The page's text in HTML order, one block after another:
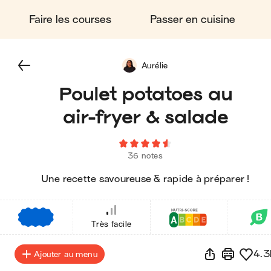
Faire les courses Passer en cuisine
Poulet potatoes au
air-fryer & salade
36 notes
Une recette savoureuse & rapide à préparer !
Aurélie
Très facile
Ajouter au menu